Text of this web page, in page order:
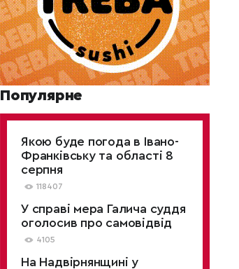
Популярне
Якою буде погода в Івано-
Франківську та області 8
серпня
118407
У справі мера Галича суддя
оголосив про самовідвід
4105
На Надвірнянщині у